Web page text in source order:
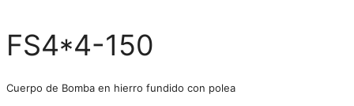
FS4*4-150
Cuerpo de Bomba en hierro fundido con polea